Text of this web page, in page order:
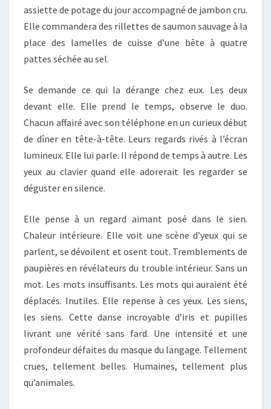
assiette de potage du jour accompagné de jambon cru.
Elle commandera des rillettes de saumon sauvage à la
place des lamelles de cuisse d’une bête à quatre
pattes séchée au sel.
Se demande ce qui la dérange chez eux. Les deux
devant elle. Elle prend le temps, observe le duo.
Chacun affairé avec son téléphone en un curieux début
de dîner en tête-à-tête. Leurs regards rivés à l’écran
lumineux. Elle lui parle. Il répond de temps à autre. Les
yeux au clavier quand elle adorerait les regarder se
déguster en silence.
Elle pense à un regard aimant posé dans le sien.
Chaleur intérieure. Elle voit une scène d’yeux qui se
parlent, se dévoilent et osent tout. Tremblements de
paupières en révélateurs du trouble intérieur. Sans un
mot. Les mots insuffisants. Les mots qui auraient été
déplacés. Inutiles. Elle repense à ces yeux. Les siens,
les siens. Cette danse incroyable d’iris et pupilles
livrant une vérité sans fard. Une intensité et une
profondeur défaites du masque du langage. Tellement
crues, tellement belles. Humaines, tellement plus
qu’animales.